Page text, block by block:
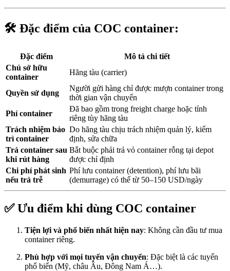
🛠️ Đặc điểm của COC container:
Đặc điểm
Mô tả chi tiết
Chủ sở hữu
container
Hãng tàu (carrier)
Quyền sử dụng
Người gửi hàng chỉ được mượn container trong
thời gian vận chuyển
Phí container
Đã bao gồm trong freight charge hoặc tính
riêng tùy hãng tàu
Trách nhiệm bảo
trì container
Do hãng tàu chịu trách nhiệm quản lý, kiểm
định, sửa chữa
Trả container sau
khi rút hàng
Bắt buộc phải trả vỏ container rỗng tại depot
được chỉ định
Chi phí phát sinh
nếu trả trễ
Phí lưu container (detention), phí lưu bãi
(demurrage) có thể từ 50–150 USD/ngày
✅Ưu điểm khi dùng COC container
Tiện lợi và phổ biến nhất hiện nay: Không cần đầu tư mua
container riêng.
Phù hợp với mọi tuyến vận chuyển: Đặc biệt là các tuyến
phổ biến (Mỹ, châu Âu, Đông Nam Á…).